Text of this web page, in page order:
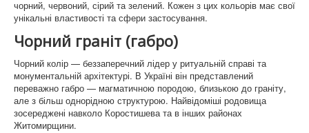
Памятники Димер
Памятинки Вишгород
Памятники Вишневе
Памятники Боярка
Памятники Стоянка
чорний, червоний, сірий та зелений. Кожен з цих кольорів має свої
унікальні властивості та сфери застосування.
Чорний граніт (габро)
Чорний колір — беззаперечний лідер у ритуальній справі та
монументальній архітектурі. В Україні він представлений
переважно габро — магматичною породою, близькою до граніту,
але з більш однорідною структурою. Найвідоміші родовища
зосереджені навколо Коростишева та в інших районах
Житомирщини.